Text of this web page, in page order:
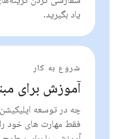
یاد بگیرید.
شروع به کار
آموزش برای
چه در توسعه اپلیکیشن
فقط مهارت های خود